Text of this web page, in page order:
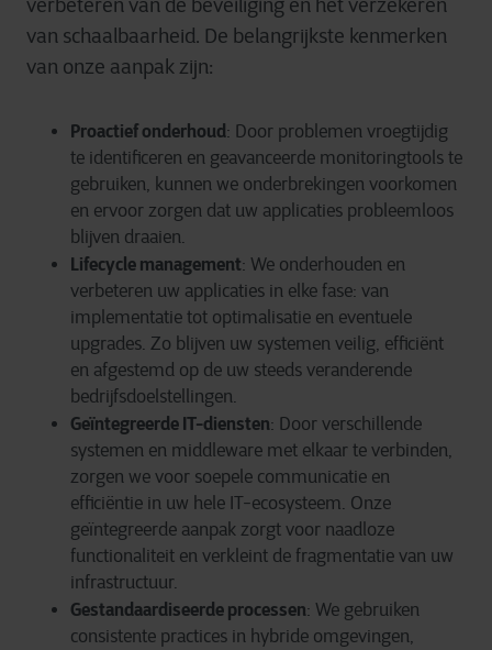
verbeterenvan de beveiliging en hetverzekeren
van schaalbaarheid. De belangrijkste kenmerken
van onze aanpak zijn:
Proactief onderhoud : Door problemen vroegtijdig
te identificeren en geavanceerde monitoringtools te
gebruiken, kunnen we onderbrekingen voorkomen
en ervoor zorgen dat uw applicaties probleemloos
blijven draaien.
Lifecycle management: We onderhouden en
verbeteren uw applicaties in elke fase: van
implementatie tot optimalisatie en eventuele
upgrades. Zo blijven uw systemen veilig, efficiënt
en afgestemd op de uw steeds veranderende
bedrijfsdoelstellingen.
Geïntegreerde IT-diensten: Door verschillende
systemen en middleware met elkaar te verbinden,
zorgen we voor soepele communicatie en
efficiëntie in uw hele IT-ecosysteem. Onze
geïntegreerde aanpak zorgt voor naadloze
functionaliteit en verkleint de fragmentatie van uw
infrastructuur.
Gestandaardiseerde processen: We gebruiken
consistente practices in hybride omgevingen,